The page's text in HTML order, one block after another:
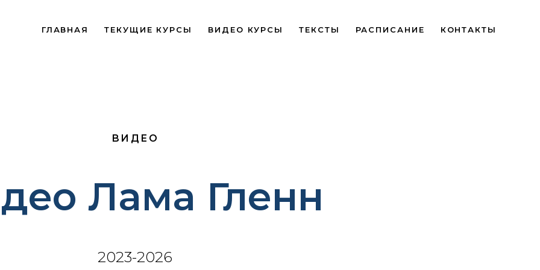
ГЛАВНАЯ ТЕКУЩИЕ КУРСЫ ВИДЕО КУРСЫ ТЕКСТЫ РАСПИСАНИЕ КОНТАКТЫ
ВИДЕО
Лама Гленн
2023-2026